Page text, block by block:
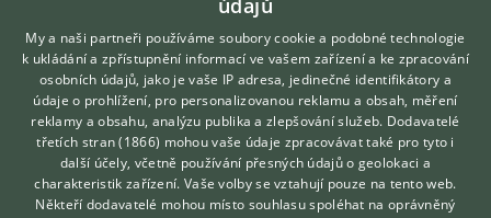
DISKUSE
ČLÁNKY
O nás
Kontakt
Možnosti zvýraznění inzerátů
Podmínky užití
Hledáte zvířecího kamaráda?
Zdarma vám poradí
VETERINÁŘ ONLINE
údajů
My a naši partneři používáme soubory cookie a podobné technologie
k ukládání a zpřístupnění informací ve vašem zařízení a ke zpracování
osobních údajů, jako je vaše IP adresa, jedinečné identifikátory a
údaje o prohlížení, pro personalizovanou reklamu a obsah, měření
reklamy a obsahu, analýzu publika a zlepšování služeb. Dodavatelé
třetích stran (1866) mohou vaše údaje zpracovávat také pro tyto i
další účely, včetně používání přesných údajů o geolokaci a
charakteristik zařízení. Vaše volby se vztahují pouze na tento web.
Někteří dodavatelé mohou místo souhlasu spoléhat na oprávněný